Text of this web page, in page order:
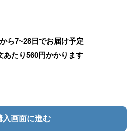
ら7~28日でお届け予定
あたり560円かかります
入画面に進む